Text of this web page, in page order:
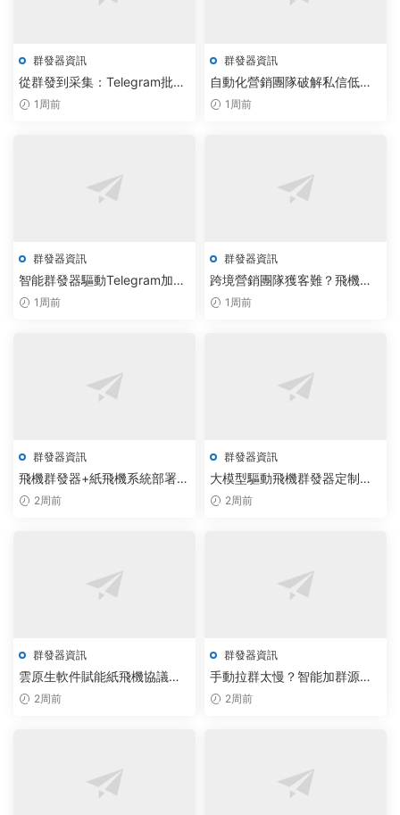
群發器資訊
從群發到采集：Telegram批量
助手完成智能調度部署，效率
1周前
群發器資訊
自動化營銷團隊破解私信低效
難題：電報群發器與AI監聽助
1周前
群發器資訊
智能群發器驅動Telegram加群
腳本，私信機器人報價直擊客
1周前
群發器資訊
跨境營銷團隊獲客難？飛機群
發器與Telegram無限制加群系
1周前
群發器資訊
飛機群發器+紙飛機系統部署AI
大模型，智能通信自動化效率
2周前
群發器資訊
大模型驅動飛機群發器定制，
TG源碼調度實現通信效率倍增
2周前
群發器資訊
雲原生軟件賦能紙飛機協議：
企業智能群發效率躍升300%
2周前
群發器資訊
手動拉群太慢？智能加群源碼
無限制版以AI調度實現千群秒
2周前